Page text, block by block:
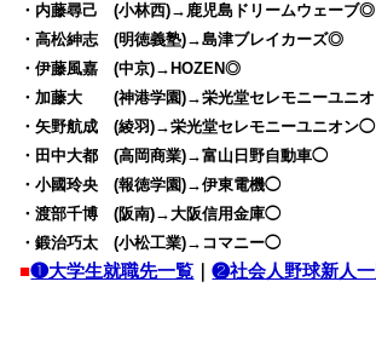
・内藤尋己 (小林西)→鹿児島ドリームウェーブ◎
・高松紳志 (明徳義塾)→島津ブレイカーズ◎
・伊藤風嘉 (中京)→HOZEN◎
・加藤大 (神港学園)→栄光堂セレモニーユニ
・矢野航成 (綾羽)→栄光堂セレモニーユニオン◯
・田中大都 (高岡商業)→富山日野自動車◯
・小國玲央 (報徳学園)→伊東電機◯
・渡部千博 (阪南)→大阪信用金庫◯
・鍛治巧太 (小松工業)→コマニー◯
■❶大学生就職先一覧 ｜❷社会人野球新人